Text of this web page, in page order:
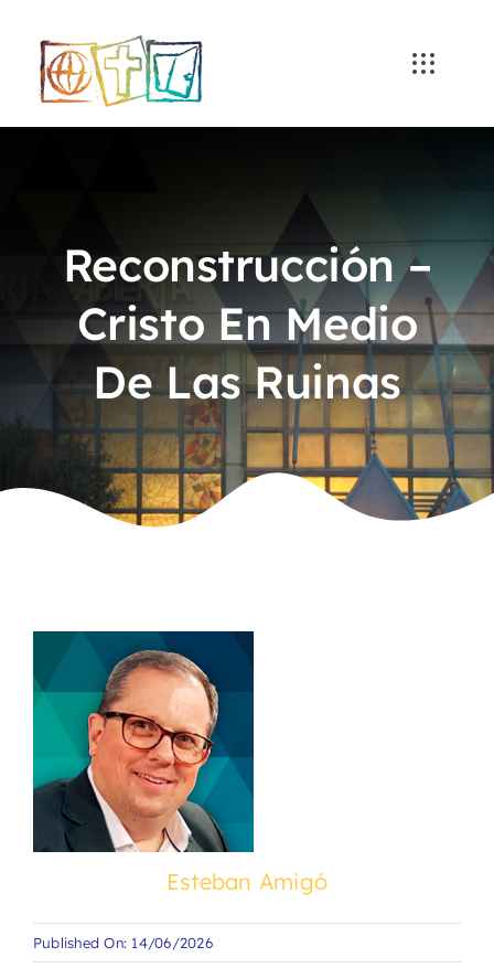
content
Reconstrucción –
Cristo En Medio
De Las Ruinas
Esteban Amigó
Published On: 14/06/2026